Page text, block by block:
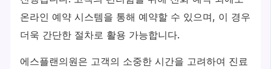
온라인 예약 시스템을 통해 예약할 수 있으며, 이 경우
더욱 간단한 절차로 활용 가능합니다.
에스플랜의원은 고객의 소중한 시간을 고려하여 진료